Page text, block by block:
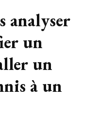
analyser
un
un
à un